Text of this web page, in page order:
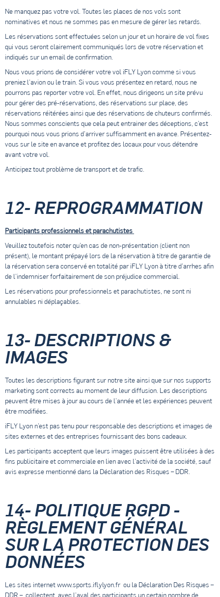
Ne manquez pas votre vol. Toutes les places de nos vols sont
nominatives et nous ne sommes pas en mesure de gérer les retards.
Les réservations sont effectuées selon un jour et un horaire de vol fixes
qui vous seront clairement communiqués lors de votre réservation et
indiqués sur un email de confirmation.
Nous vous prions de considérer votre vol iFLY Lyon comme si vous
preniez l’avion ou le train. Si vous vous présentez en retard, nous ne
pourrons pas reporter votre vol. En effet, nous dirigeons un site prévu
pour gérer des pré-réservations, des réservations sur place, des
réservations réitérées ainsi que des réservations de chuteurs confirmés.
Nous sommes conscients que cela peut entrainer des déceptions, c’est
pourquoi nous vous prions d’arriver suffisamment en avance. Présentez-
vous sur le site en avance et profitez des locaux pour vous détendre
avant votre vol.
Anticipez tout problème de transport et de trafic.
12- REPROGRAMMATION
Participants professionnels et parachutistes
Veuillez toutefois noter qu’en cas de non-présentation (client non
présent), le montant prépayé lors de la réservation à titre de garantie de
la réservation sera conservé en totalité par iFLY Lyon à titre d’arrhes afin
de l’indemniser forfaitairement de son préjudice commercial.
Les réservations pour professionnels et parachutistes, ne sont ni
annulables ni déplaçables.
13- DESCRIPTIONS &
IMAGES
Toutes les descriptions figurant sur notre site ainsi que sur nos supports
marketing sont corrects au moment de leur diffusion. Les descriptions
peuvent être mises à jour au cours de l’année et les expériences peuvent
être modifiées.
iFLY Lyon n’est pas tenu pour responsable des descriptions et images de
sites externes et des entreprises fournissant des bons cadeaux.
Les participants acceptent que leurs images puissent être utilisées à des
fins publicitaire et commerciale en lien avec l’activité de la société, sauf
avis expresse mentionné dans la Déclaration des Risques – DDR.
14- POLITIQUE RGPD -
RÈGLEMENT GÉNÉRAL
SUR LA PROTECTION DES
DONNÉES
Les sites internet www.sports.iflylyon.fr ou la Déclaration Des Risques –
DDR –, collectent, avec l’aval des participants un certain nombre de